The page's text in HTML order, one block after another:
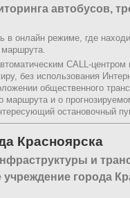
автобусов,
онлайн режиме, где
CALL-
без использования
общественного
маршрута и о
остановочный
Красноярска
и
города